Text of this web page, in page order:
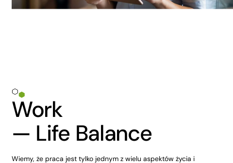
Work
— Life Balance
Wiemy, że praca jest tylko jednym z wielu aspektów życia i